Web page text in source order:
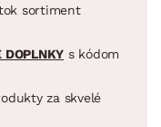
sortiment
DOPLNKY s kódom
za skvelé